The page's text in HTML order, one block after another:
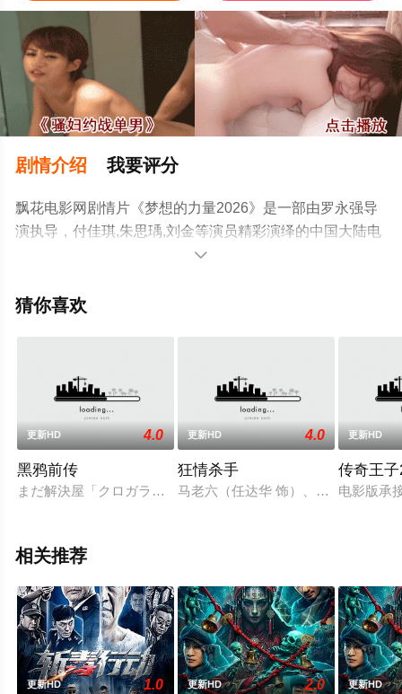
剧情介绍 我要评分
飘花电影网剧情片《梦想的力量2026》是一部由罗永强导
演执导，付佳琪,朱思瑀,刘金等演员精彩演绎的中国大陆电
影，手机免费观看高清未删减完整版电影大全就上飘花影
平台了解。

猜你喜欢
更新HD 4.0
黑鸦前传
まだ解決屋「クロガラス」ができる前のお話―。黒斗が新人
更新HD 4.0
狂情杀手
马老六（任达华 饰）、阿龙（郑浩
更新HD
传奇王
电影版承
相关推荐
更新HD 1.0 更新HD 2.0 更新HD